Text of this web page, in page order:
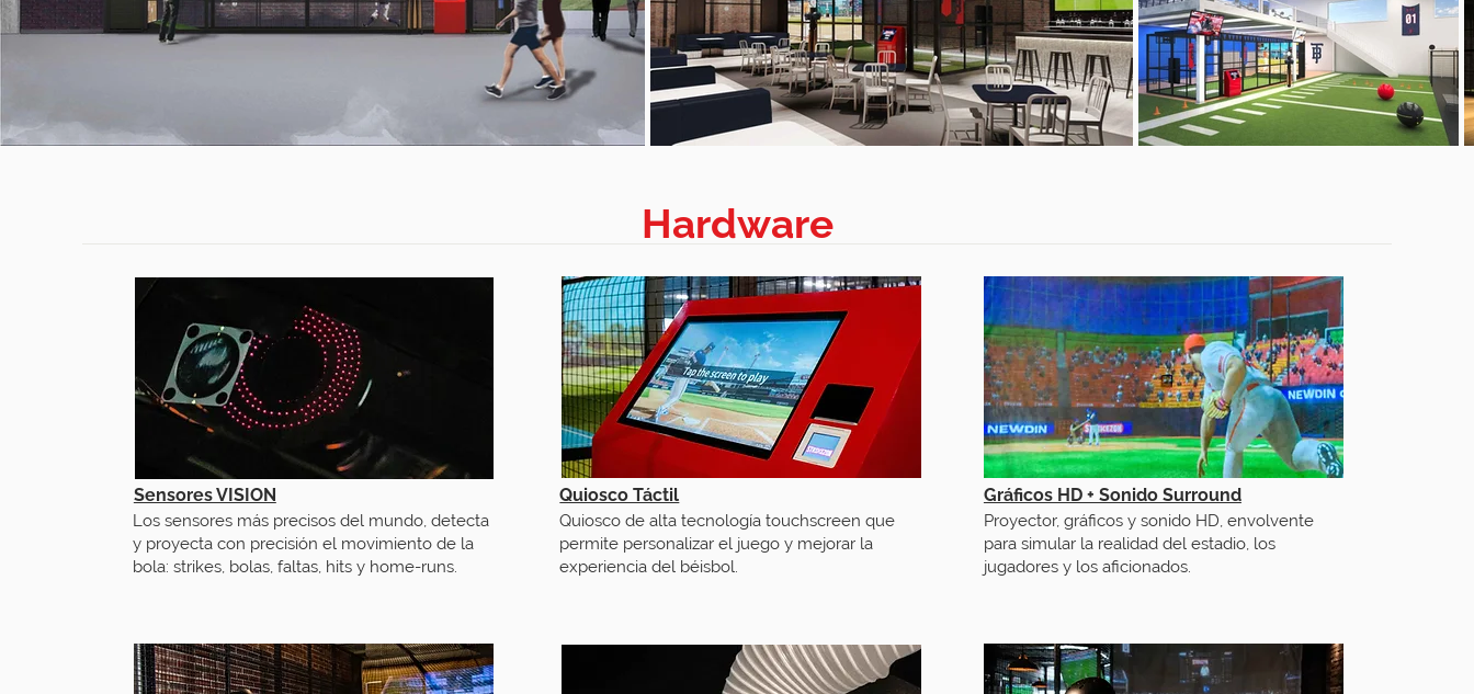
Sensores VISION
Los sensores más precisos del mundo, detecta
y proyecta con precisión el movimiento de la
bola: strikes, bolas, faltas, hits y home-runs.
Quiosco Táctil
Quiosco de alta tecnología touchscreen que
permite personalizar el juego y mejorar la
experiencia del béisbol.
Gráficos HD + Sonido Surround
Proyector, gráficos y sonido HD, envolvente
para simular la realidad del estadio, los
jugadores y los aficionados.
Hardware